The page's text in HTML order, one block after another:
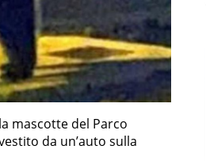
mascotte del Parco
da un’auto sulla